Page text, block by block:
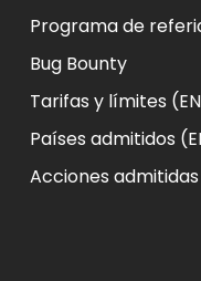
Programa de
Bug Bounty
Tarifas y límites
Países admitidos
Acciones admitidas